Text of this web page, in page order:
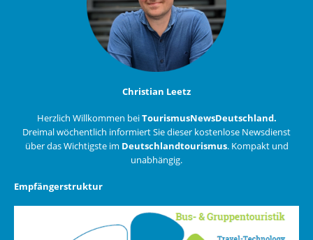
Christian Leetz
Herzlich Willkommen beiTourismusNewsDeutschland.
Dreimal wöchentlich informiert Sie dieser kostenlose Newsdienst
über das Wichtigste im Deutschlandtourismus. Kompakt und
unabhängig.
Empfängerstruktur